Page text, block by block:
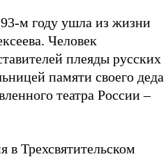
м году ушла из жизни
Человек
плеяды русских
памяти своего деда
театра России –
Трехсвятительском